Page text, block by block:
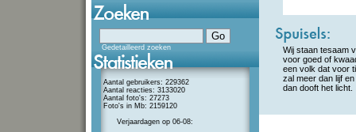
Gedetailleerd zoeken
Aantal gebruikers: 229362
Aantal reacties: 3133020
Aantal foto's: 27273
Foto's in Mb: 2159120
Verjaardagen op 06-08:
Wij staan tesaam
voor goed of
een volk dat voor
zal meer dan lijf
dan dooft het licht.